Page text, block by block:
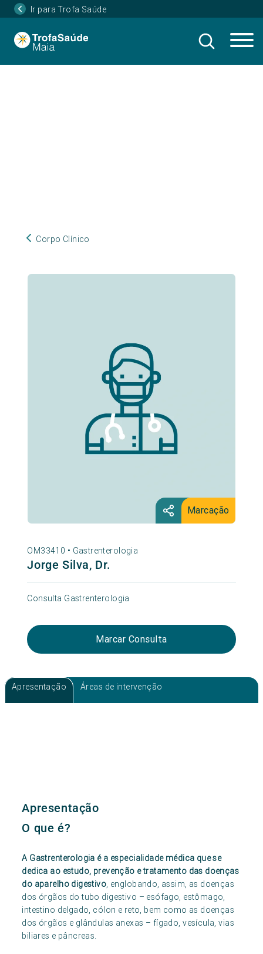
Ir para Trofa Saúde
Corpo Clínico
Marcação
OM33410 • Gastrenterologia
Jorge Silva, Dr.
Consulta Gastrenterologia
Marcar Consulta
Apresentação Áreas de intervenção
Apresentação
O que é?
A Gastrenterologia é a especialidade médica que se
dedica ao estudo, prevenção e tratamento das doenças
do aparelho digestivo, englobando, assim, as doenças
dos órgãos do tubo digestivo – esófago, estômago,
intestino delgado, cólon e reto, bem como as doenças
dos órgãos e glândulas anexas – fígado, vesícula, vias
biliares e pâncreas.